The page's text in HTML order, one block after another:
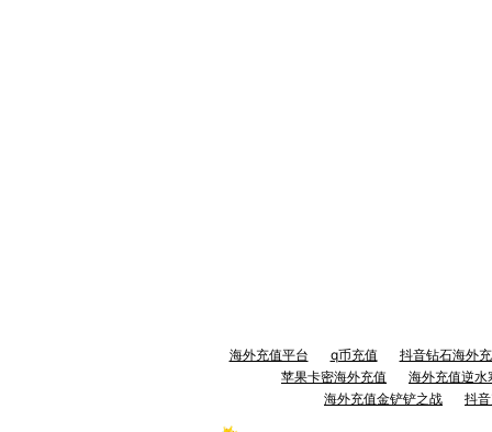
海外充值平台 q币充值
抖音钻石海外
苹果卡密海外充值
海外充值逆水
海外充值金铲铲之战
抖